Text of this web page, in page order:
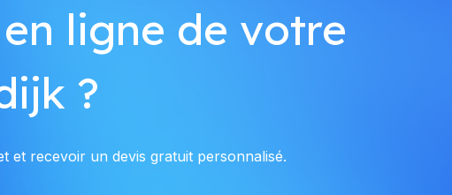
ligne de votre
?
et recevoir un devis gratuit personnalisé.